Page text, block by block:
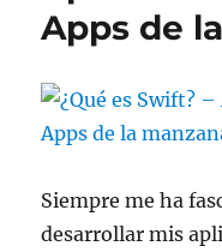
Apps de
Siempre me ha
desarrollar mis